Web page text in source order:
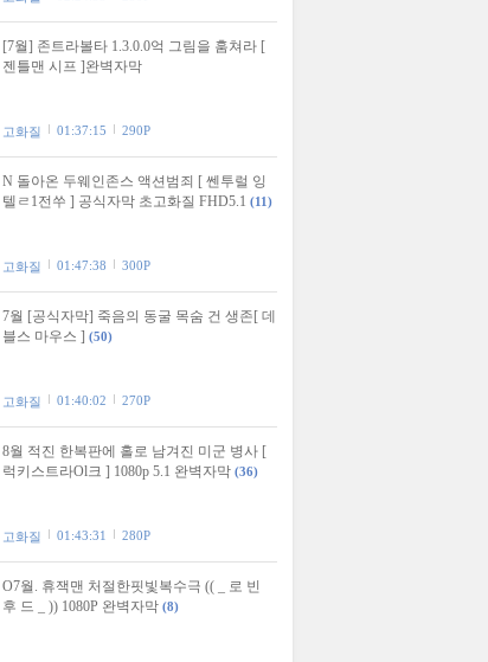
[7월] 존트라볼타 1.3.0.0억 그림을 훔쳐라 [
젠틀맨 시프 ]완벽자막
고화질 01:37:15 290P
N 돌아온 두웨인존스 액션범죄 [ 쎈투럴 잉
텔ㄹ1전쑤 ] 공식자막 초고화질 FHD5.1 (11)
고화질 01:47:38 300P
7월 [공식자막] 죽음의 동굴 목숨 건 생존[ 데
블스 마우스 ] (50)
고화질 01:40:02 270P
8월 적진 한복판에 홀로 남겨진 미군 병사 [
럭키스트라Ol크 ] 1080p 5.1 완벽자막 (36)
고화질 01:43:31 280P
O7월. 휴잭맨 처절한핏빛복수극 (( _ 로 빈
후 드 _ )) 1080P 완벽자막 (8)